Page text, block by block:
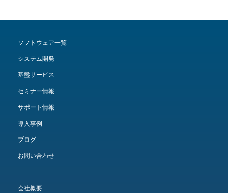
ソフトウェア一覧
システム開発
基盤サービス
セミナー情報
サポート情報
導入事例
ブログ
お問い合わせ
会社概要